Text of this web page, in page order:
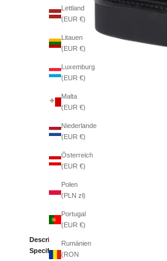
Lettland
(EUR €)
Litauen
(EUR €)
Luxemburg
(EUR €)
Malta
(EUR €)
Niederlande
(EUR €)
Österreich
(EUR €)
Polen
(PLN zł)
Portugal
(EUR €)
Rumänien
(RON
Description
Specifications